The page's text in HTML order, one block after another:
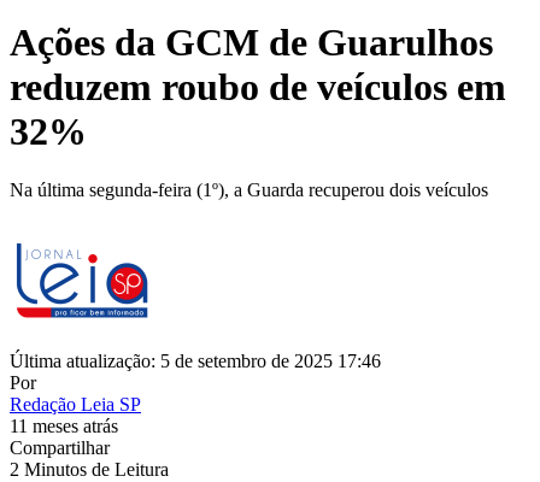
Ações da GCM de Guarulhos
reduzem roubo de veículos em
32%
Na última segunda-feira (1º), a Guarda recuperou dois veículos
Última atualização: 5 de setembro de 2025 17:46
Por
Redação Leia SP
11 meses atrás
Compartilhar
2 Minutos de Leitura